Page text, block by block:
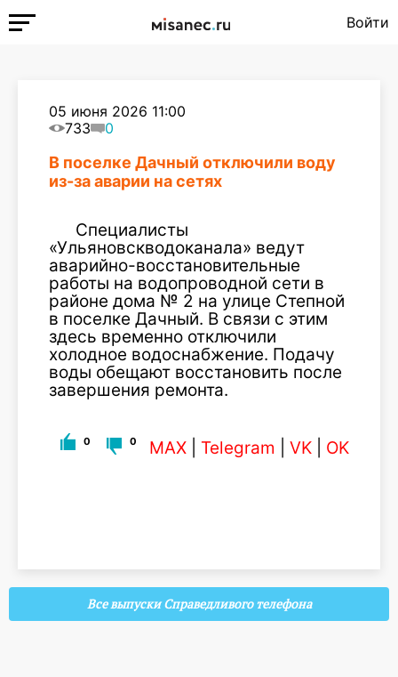
Войти
05 июня 2026 11:00
733
0
В поселке Дачный отключили воду
из-за аварии на сетях
Специалисты
«Ульяновскводоканала» ведут
аварийно-восстановительные
работы на водопроводной сети в
районе дома № 2 на улице Степной
в поселке Дачный. В связи с этим
здесь временно отключили
холодное водоснабжение. Подачу
воды обещают восстановить после
завершения ремонта.
0 0 MAX Telegram VK OK
Все выпуски Справедливого телефона